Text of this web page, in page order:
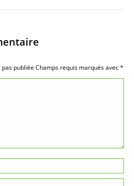
publiée Champs requis marqués avec*